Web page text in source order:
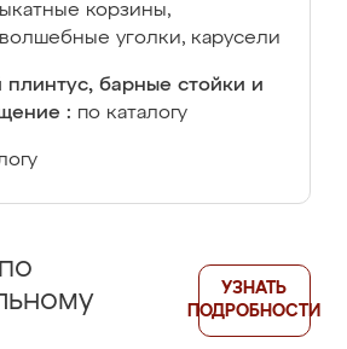
корзины,
уголки, карусели
плинтус, барные стойки и
: по каталогу
УЗНАТЬ
ПОДРОБНОСТИ